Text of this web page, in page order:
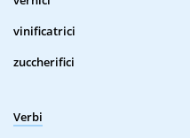
vinificatrici
zuccherifici
Verbi